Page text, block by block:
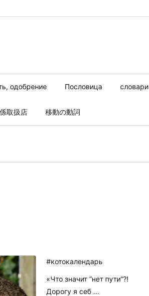
одобрение Пословица словари
取扱店 移動の動詞
#котокалендарь
«Что значит “нет пути”?!
Дорогу я себ ...